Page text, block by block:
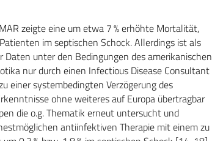
zeigte eine um etwa 7 % erhöhte Mortalität,
im septischen Schock. Allerdings ist als
Daten unter den Bedingungen des amerikanischen
nur durch einen Infectious Disease Consultant
einer systembedingten Verzögerung des
ohne weiteres auf Europa übertragbar
die o.g. Thematik erneut untersucht und
antiinfektiven Therapie mit einem zu